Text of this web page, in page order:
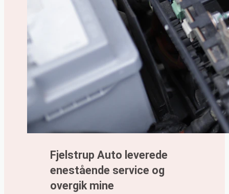
Fjelstrup Auto leverede
enestående service og
overgik mine